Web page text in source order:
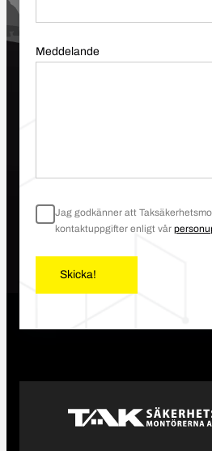
Meddelande
Jag godkänner att
kontaktuppgifter enligt vår